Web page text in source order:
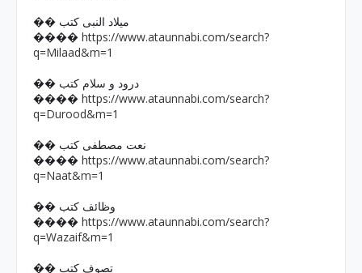
�� میلاد النبی کتب
���� https://www.ataunnabi.com/search?
q=Milaad&m=1
�� درود و سلام کتب
���� https://www.ataunnabi.com/search?
q=Durood&m=1
�� نعت مصطفی کتب
���� https://www.ataunnabi.com/search?
q=Naat&m=1
�� وظائف کتب
���� https://www.ataunnabi.com/search?
q=Wazaif&m=1
�� تصوف کتب